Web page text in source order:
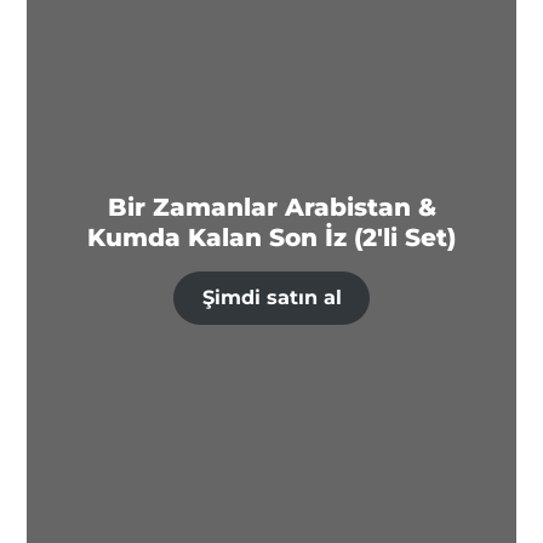
Bir Zamanlar Arabistan &
Kumda Kalan Son İz (2'li Set)
Şimdi satın al